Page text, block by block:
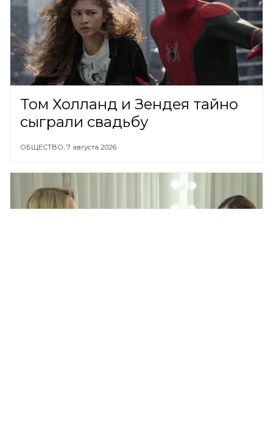
Том Холланд и Зендея тайно
сыграли свадьбу
ОБЩЕСТВО, 7 августа 2026